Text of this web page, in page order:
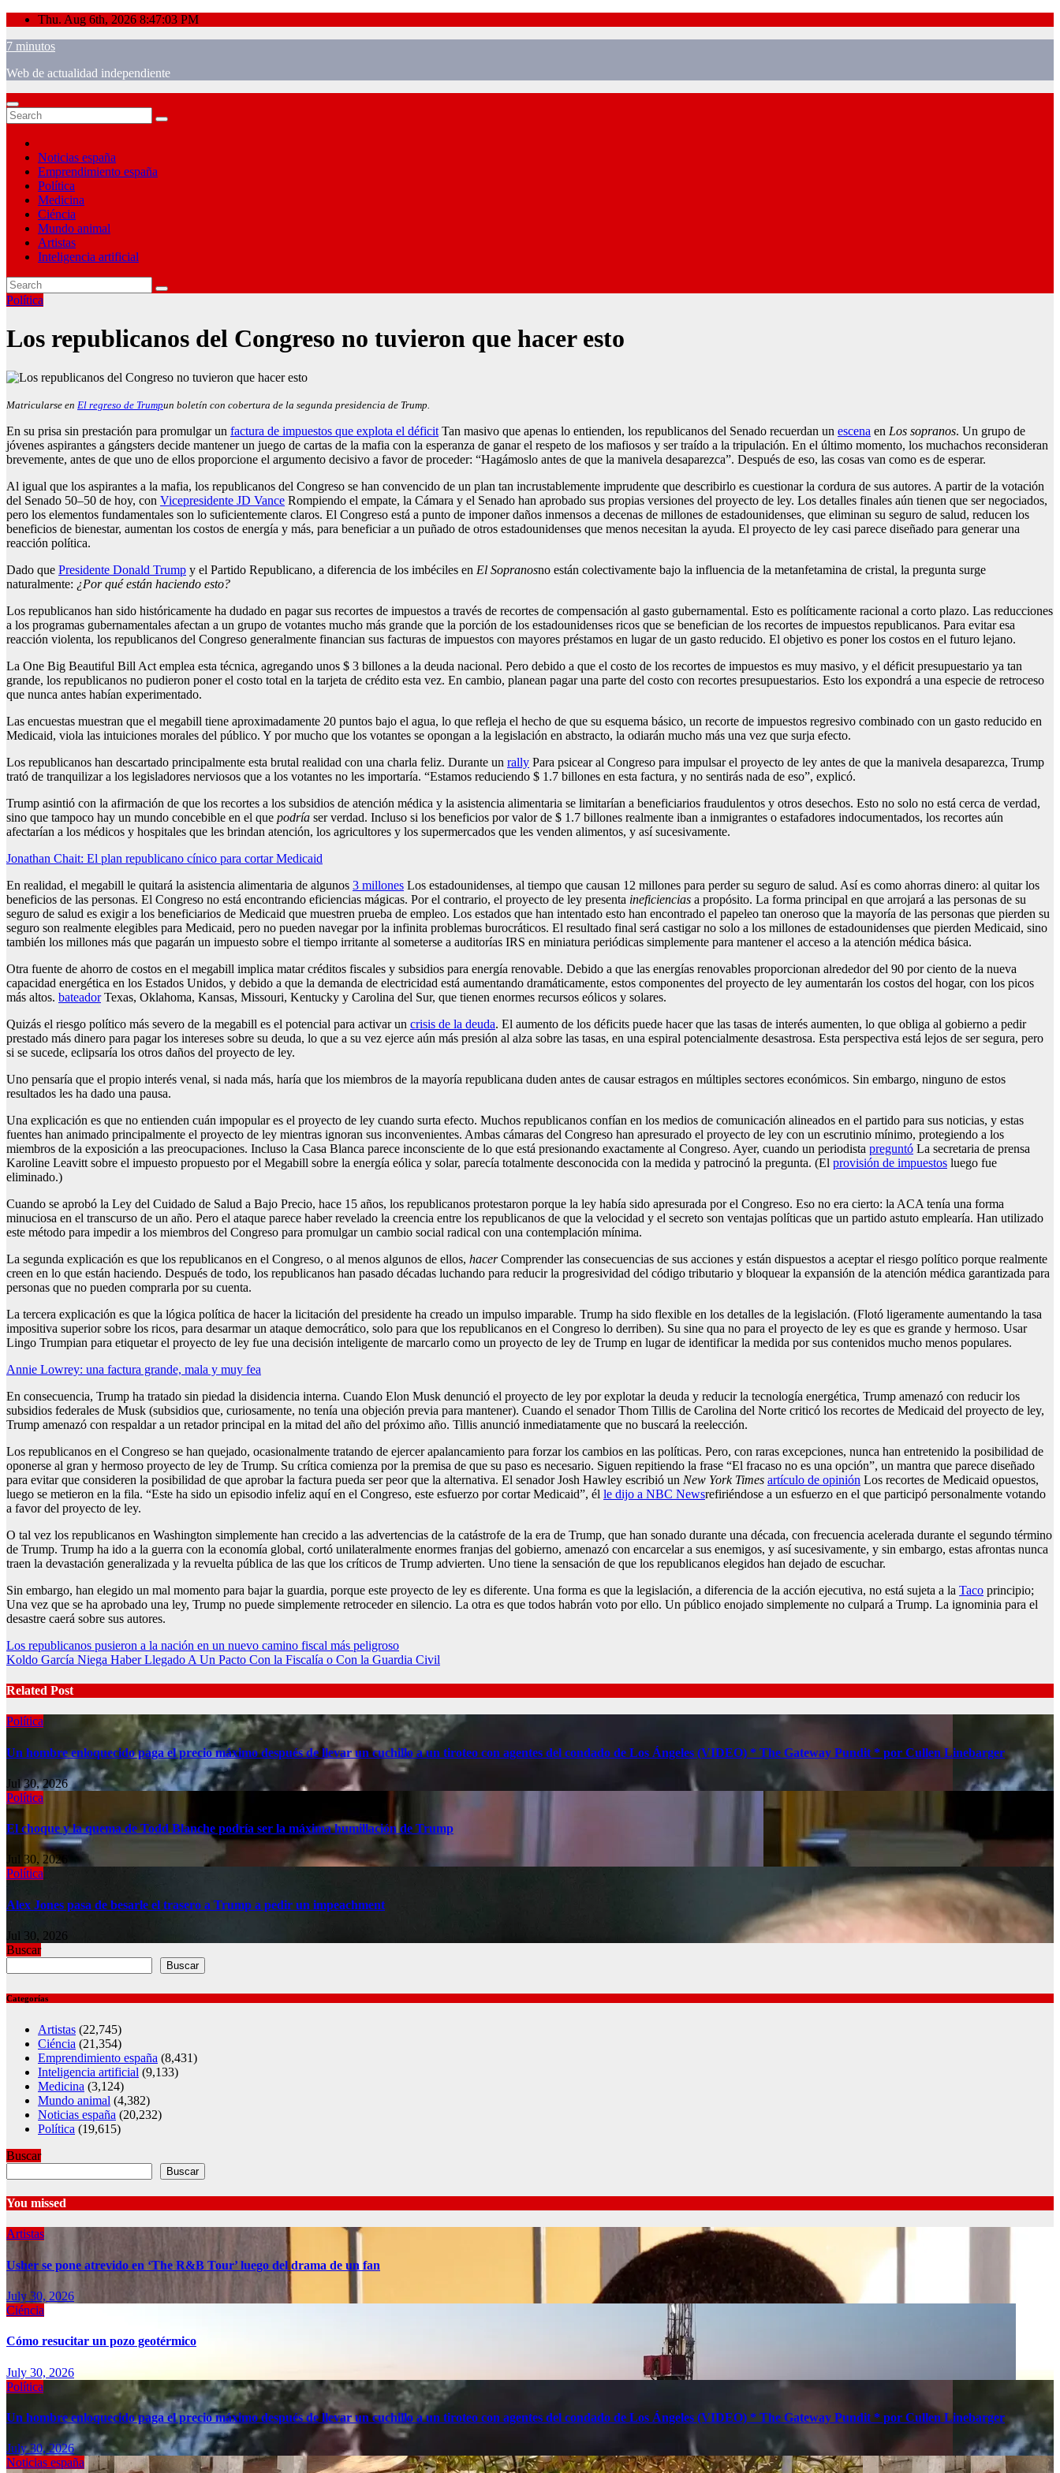
Skip
content
Thu. Aug 6th, 2026 8:47:04 PM
7 minutos
Web de actualidad independiente
Noticias españa
Emprendimiento españa
Política
Medicina
Ciéncia
Mundo animal
Artistas
Inteligencia artificial
Política
Los republicanos del Congreso no tuvieron que hacer esto
Matricularse en El regreso de Trumpun boletín con cobertura de la segunda presidencia de Trump.
En su prisa sin prestación para promulgar un factura de impuestos que explota el déficit Tan masivo que apenas lo entienden, los republicanos del Senado recuerdan un escena en Los sopranos. Un grupo de
jóvenes aspirantes a gángsters decide mantener un juego de cartas de la mafia con la esperanza de ganar el respeto de los mafiosos y ser traído a la tripulación. En el último momento, los muchachos reconsideran
brevemente, antes de que uno de ellos proporcione el argumento decisivo a favor de proceder: “Hagámoslo antes de que la manivela desaparezca”. Después de eso, las cosas van como es de esperar.
Al igual que los aspirantes a la mafia, los republicanos del Congreso se han convencido de un plan tan incrustablemente imprudente que describirlo es cuestionar la cordura de sus autores. A partir de la votación
del Senado 50–50 de hoy, con Vicepresidente JD Vance Rompiendo el empate, la Cámara y el Senado han aprobado sus propias versiones del proyecto de ley. Los detalles finales aún tienen que ser negociados,
pero los elementos fundamentales son lo suficientemente claros. El Congreso está a punto de imponer daños inmensos a decenas de millones de estadounidenses, que eliminan su seguro de salud, reducen los
beneficios de bienestar, aumentan los costos de energía y más, para beneficiar a un puñado de otros estadounidenses que menos necesitan la ayuda. El proyecto de ley casi parece diseñado para generar una
reacción política.
Dado que Presidente Donald Trump y el Partido Republicano, a diferencia de los imbéciles en El Sopranosno están colectivamente bajo la influencia de la metanfetamina de cristal, la pregunta surge
naturalmente: ¿Por qué están haciendo esto?
Los republicanos han sido históricamente ha dudado en pagar sus recortes de impuestos a través de recortes de compensación al gasto gubernamental. Esto es políticamente racional a corto plazo. Las reducciones
a los programas gubernamentales afectan a un grupo de votantes mucho más grande que la porción de los estadounidenses ricos que se benefician de los recortes de impuestos republicanos. Para evitar esa
reacción violenta, los republicanos del Congreso generalmente financian sus facturas de impuestos con mayores préstamos en lugar de un gasto reducido. El objetivo es poner los costos en el futuro lejano.
La One Big Beautiful Bill Act emplea esta técnica, agregando unos $ 3 billones a la deuda nacional. Pero debido a que el costo de los recortes de impuestos es muy masivo, y el déficit presupuestario ya tan
grande, los republicanos no pudieron poner el costo total en la tarjeta de crédito esta vez. En cambio, planean pagar una parte del costo con recortes presupuestarios. Esto los expondrá a una especie de retroceso
que nunca antes habían experimentado.
Las encuestas muestran que el megabill tiene aproximadamente 20 puntos bajo el agua, lo que refleja el hecho de que su esquema básico, un recorte de impuestos regresivo combinado con un gasto reducido en
Medicaid, viola las intuiciones morales del público. Y por mucho que los votantes se opongan a la legislación en abstracto, la odiarán mucho más una vez que surja efecto.
Los republicanos han descartado principalmente esta brutal realidad con una charla feliz. Durante un rally Para psicear al Congreso para impulsar el proyecto de ley antes de que la manivela desaparezca, Trump
trató de tranquilizar a los legisladores nerviosos que a los votantes no les importaría. “Estamos reduciendo $ 1.7 billones en esta factura, y no sentirás nada de eso”, explicó.
Trump asintió con la afirmación de que los recortes a los subsidios de atención médica y la asistencia alimentaria se limitarían a beneficiarios fraudulentos y otros desechos. Esto no solo no está cerca de verdad,
sino que tampoco hay un mundo concebible en el que podría ser verdad. Incluso si los beneficios por valor de $ 1.7 billones realmente iban a inmigrantes o estafadores indocumentados, los recortes aún
afectarían a los médicos y hospitales que les brindan atención, los agricultores y los supermercados que les venden alimentos, y así sucesivamente.
Jonathan Chait: El plan republicano cínico para cortar Medicaid
En realidad, el megabill le quitará la asistencia alimentaria de algunos 3 millones Los estadounidenses, al tiempo que causan 12 millones para perder su seguro de salud. Así es como ahorras dinero: al quitar los
beneficios de las personas. El Congreso no está encontrando eficiencias mágicas. Por el contrario, el proyecto de ley presenta ineficiencias a propósito. La forma principal en que arrojará a las personas de su
seguro de salud es exigir a los beneficiarios de Medicaid que muestren prueba de empleo. Los estados que han intentado esto han encontrado el papeleo tan oneroso que la mayoría de las personas que pierden su
seguro son realmente elegibles para Medicaid, pero no pueden navegar por la infinita problemas burocráticos. El resultado final será castigar no solo a los millones de estadounidenses que pierden Medicaid, sino
también los millones más que pagarán un impuesto sobre el tiempo irritante al someterse a auditorías IRS en miniatura periódicas simplemente para mantener el acceso a la atención médica básica.
Otra fuente de ahorro de costos en el megabill implica matar créditos fiscales y subsidios para energía renovable. Debido a que las energías renovables proporcionan alrededor del 90 por ciento de la nueva
capacidad energética en los Estados Unidos, y debido a que la demanda de electricidad está aumentando dramáticamente, estos componentes del proyecto de ley aumentarán los costos del hogar, con los picos
más altos. bateadorTexas, Oklahoma, Kansas, Missouri, Kentucky y Carolina del Sur, que tienen enormes recursos eólicos y solares.
Quizás el riesgo político más severo de la megabill es el potencial para activar un crisis de la deuda. El aumento de los déficits puede hacer que las tasas de interés aumenten, lo que obliga al gobierno a pedir
prestado más dinero para pagar los intereses sobre su deuda, lo que a su vez ejerce aún más presión al alza sobre las tasas, en una espiral potencialmente desastrosa. Esta perspectiva está lejos de ser segura, pero
si se sucede, eclipsaría los otros daños del proyecto de ley.
Uno pensaría que el propio interés venal, si nada más, haría que los miembros de la mayoría republicana duden antes de causar estragos en múltiples sectores económicos. Sin embargo, ninguno de estos
resultados les ha dado una pausa.
Una explicación es que no entienden cuán impopular es el proyecto de ley cuando surta efecto. Muchos republicanos confían en los medios de comunicación alineados en el partido para sus noticias, y estas
fuentes han animado principalmente el proyecto de ley mientras ignoran sus inconvenientes. Ambas cámaras del Congreso han apresurado el proyecto de ley con un escrutinio mínimo, protegiendo a los
miembros de la exposición a las preocupaciones. Incluso la Casa Blanca parece inconsciente de lo que está presionando exactamente al Congreso. Ayer, cuando un periodista preguntó La secretaria de prensa
Karoline Leavitt sobre el impuesto propuesto por el Megabill sobre la energía eólica y solar, parecía totalmente desconocida con la medida y patrocinó la pregunta. (El provisión de impuestos luego fue
eliminado.)
Cuando se aprobó la Ley del Cuidado de Salud a Bajo Precio, hace 15 años, los republicanos protestaron porque la ley había sido apresurada por el Congreso. Eso no era cierto: la ACA tenía una forma
minuciosa en el transcurso de un año. Pero el ataque parece haber revelado la creencia entre los republicanos de que la velocidad y el secreto son ventajas políticas que un partido astuto emplearía. Han utilizado
este método para impedir a los miembros del Congreso para promulgar un cambio social radical con una contemplación mínima.
La segunda explicación es que los republicanos en el Congreso, o al menos algunos de ellos, hacerComprender las consecuencias de sus acciones y están dispuestos a aceptar el riesgo político porque realmente
creen en lo que están haciendo. Después de todo, los republicanos han pasado décadas luchando para reducir la progresividad del código tributario y bloquear la expansión de la atención médica garantizada para
personas que no pueden comprarla por su cuenta.
La tercera explicación es que la lógica política de hacer la licitación del presidente ha creado un impulso imparable. Trump ha sido flexible en los detalles de la legislación. (Flotó ligeramente aumentando la tasa
impositiva superior sobre los ricos, para desarmar un ataque democrático, solo para que los republicanos en el Congreso lo derriben). Su sine qua no para el proyecto de ley es que es grande y hermoso. Usar
Lingo Trumpian para etiquetar el proyecto de ley fue una decisión inteligente de marcarlo como un proyecto de ley de Trump en lugar de identificar la medida por sus contenidos mucho menos populares.
Annie Lowrey: una factura grande, mala y muy fea
En consecuencia, Trump ha tratado sin piedad la disidencia interna. Cuando Elon Musk denunció el proyecto de ley por explotar la deuda y reducir la tecnología energética, Trump amenazó con reducir los
subsidios federales de Musk (subsidios que, curiosamente, no tenía una objeción previa para mantener). Cuando el senador Thom Tillis de Carolina del Norte criticó los recortes de Medicaid del proyecto de ley,
Trump amenazó con respaldar a un retador principal en la mitad del año del próximo año. Tillis anunció inmediatamente que no buscará la reelección.
Los republicanos en el Congreso se han quejado, ocasionalmente tratando de ejercer apalancamiento para forzar los cambios en las políticas. Pero, con raras excepciones, nunca han entretenido la posibilidad de
oponerse al gran y hermoso proyecto de ley de Trump. Su crítica comienza por la premisa de que su paso es necesario. Siguen repitiendo la frase “El fracaso no es una opción”, un mantra que parece diseñado
para evitar que consideren la posibilidad de que aprobar la factura pueda ser peor que la alternativa. El senador Josh Hawley escribió un New York Times artículo de opinión Los recortes de Medicaid opuestos,
luego se metieron en la fila. “Este ha sido un episodio infeliz aquí en el Congreso, este esfuerzo por cortar Medicaid”, él le dijo a NBC Newsrefiriéndose a un esfuerzo en el que participó personalmente votando
a favor del proyecto de ley.
O tal vez los republicanos en Washington simplemente han crecido a las advertencias de la catástrofe de la era de Trump, que han sonado durante una década, con frecuencia acelerada durante el segundo término
de Trump. Trump ha ido a la guerra con la economía global, cortó unilateralmente enormes franjas del gobierno, amenazó con encarcelar a sus enemigos, y así sucesivamente, y sin embargo, estas afrontas nunca
traen la devastación generalizada y la revuelta pública de las que los críticos de Trump advierten. Uno tiene la sensación de que los republicanos elegidos han dejado de escuchar.
Sin embargo, han elegido un mal momento para bajar la guardia, porque este proyecto de ley es diferente. Una forma es que la legislación, a diferencia de la acción ejecutiva, no está sujeta a la Taco principio;
Una vez que se ha aprobado una ley, Trump no puede simplemente retroceder en silencio. La otra es que todos habrán voto por ello. Un público enojado simplemente no culpará a Trump. La ignominia para el
desastre caerá sobre sus autores.
Post
navigation
Los republicanos pusieron a la nación en un nuevo camino fiscal más peligroso
Koldo García Niega Haber Llegado A Un Pacto Con la Fiscalía o Con la Guardia Civil
Related Post
Política
Un hombre enloquecido paga el precio máximo después de llevar un cuchillo a un tiroteo con agentes del condado de Los Ángeles (VIDEO) * The Gateway Pundit * por Cullen Linebarger
Jul 30, 2026
Política
El choque y la quema de Todd Blanche podría ser la máxima humillación de Trump
Jul 30, 2026
Política
Alex Jones pasa de besarle el trasero a Trump a pedir un impeachment
Jul 30, 2026
Buscar
Buscar
Categorías
Artistas (22,745)
Ciéncia (21,354)
Emprendimiento españa (8,431)
Inteligencia artificial (9,133)
Medicina (3,124)
Mundo animal (4,382)
Noticias españa (20,232)
Política (19,615)
Buscar
Buscar
You missed
Artistas
Usher se pone atrevido en ‘The R&B Tour’ luego del drama de un fan
July 30, 2026
Ciéncia
Cómo resucitar un pozo geotérmico
July 30, 2026
Política
Un hombre enloquecido paga el precio máximo después de llevar un cuchillo a un tiroteo con agentes del condado de Los Ángeles (VIDEO) * The Gateway Pundit * por Cullen Linebarger
July 30, 2026
Noticias españa